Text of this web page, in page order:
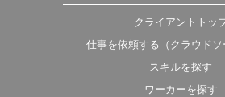
クライアントトッ
仕事を依頼する（クラウドソ
スキルを探す
ワーカーを探す